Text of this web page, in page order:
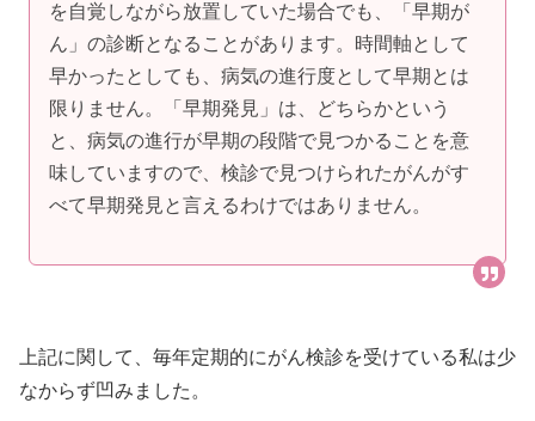
を自覚しながら放置していた場合でも、「早期が
ん」の診断となることがあります。時間軸として
早かったとしても、病気の進行度として早期とは
限りません。「早期発見」は、どちらかという
と、病気の進行が早期の段階で見つかることを意
味していますので、検診で見つけられたがんがす
べて早期発見と言えるわけではありません。
上記に関して、毎年定期的にがん検診を受けている私は少
なからず凹みました。